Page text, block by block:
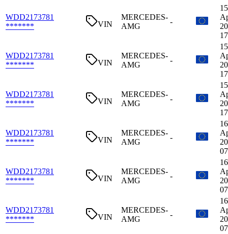
WDD2173781
*******
VIN
MERCEDES-
AMG
-
WDD2173781
*******
VIN
MERCEDES-
AMG
-
WDD2173781
*******
VIN
MERCEDES-
AMG
-
WDD2173781
*******
VIN
MERCEDES-
AMG
-
WDD2173781
*******
VIN
MERCEDES-
AMG
-
WDD2173781
*******
VIN
MERCEDES-
AMG
-